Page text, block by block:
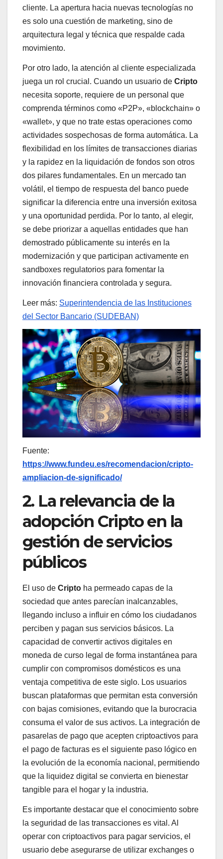
cliente. La apertura hacia nuevas tecnologías no
es solo una cuestión de marketing, sino de
arquitectura legal y técnica que respalde cada
movimiento.
Por otro lado, la atención al cliente especializada
juega un rol crucial. Cuando un usuario de Cripto
necesita soporte, requiere de un personal que
comprenda términos como «P2P», «blockchain» o
«wallet», y que no trate estas operaciones como
actividades sospechosas de forma automática. La
flexibilidad en los límites de transacciones diarias
y la rapidez en la liquidación de fondos son otros
dos pilares fundamentales. En un mercado tan
volátil, el tiempo de respuesta del banco puede
significar la diferencia entre una inversión exitosa
y una oportunidad perdida. Por lo tanto, al elegir,
se debe priorizar a aquellas entidades que han
demostrado públicamente su interés en la
modernización y que participan activamente en
sandboxes regulatorios para fomentar la
innovación financiera controlada y segura.
Leer más: Superintendencia de las Instituciones
del Sector Bancario (SUDEBAN)
Fuente:
https://www.fundeu.es/recomendacion/cripto-
ampliacion-de-significado/
2. La relevancia de la
adopción Cripto en la
gestión de servicios
públicos
El uso de Cripto ha permeado capas de la
sociedad que antes parecían inalcanzables,
llegando incluso a influir en cómo los ciudadanos
perciben y pagan sus servicios básicos. La
capacidad de convertir activos digitales en
moneda de curso legal de forma instantánea para
cumplir con compromisos domésticos es una
ventaja competitiva de este siglo. Los usuarios
buscan plataformas que permitan esta conversión
con bajas comisiones, evitando que la burocracia
consuma el valor de sus activos. La integración de
pasarelas de pago que acepten criptoactivos para
el pago de facturas es el siguiente paso lógico en
la evolución de la economía nacional, permitiendo
que la liquidez digital se convierta en bienestar
tangible para el hogar y la industria.
Es importante destacar que el conocimiento sobre
la seguridad de las transacciones es vital. Al
operar con criptoactivos para pagar servicios, el
usuario debe asegurarse de utilizar exchanges o